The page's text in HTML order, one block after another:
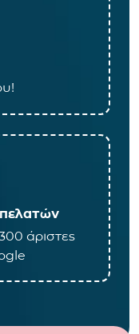
άριστες